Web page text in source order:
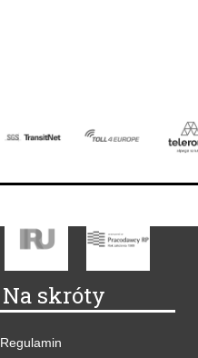
Na skróty
Regulamin